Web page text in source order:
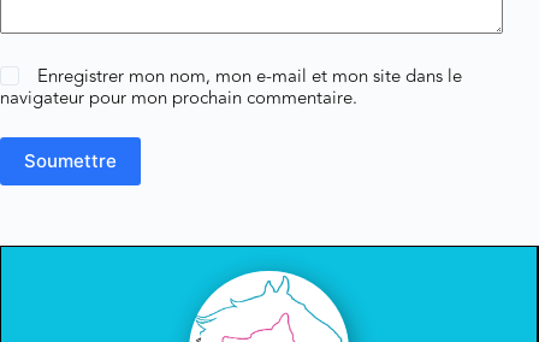
Enregistrer mon nom, mon e-mail et mon site dans le
navigateur pour mon prochain commentaire.
Soumettre